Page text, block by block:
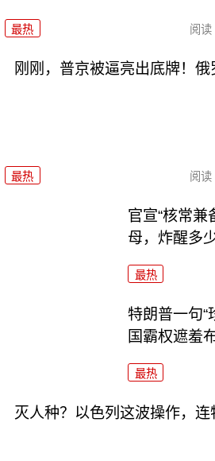
最热 阅读
刚刚，普京被逼亮出底牌！俄
最热 阅读
官宣“核常兼
母，炸醒多
最热
特朗普一句“
国霸权遮羞
最热
灭人种？以色列这波操作，连